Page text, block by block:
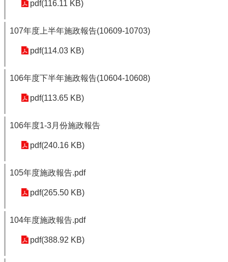
pdf(116.11 KB)
107年度上半年施政報告(10609-10703)
pdf(114.03 KB)
106年度下半年施政報告(10604-10608)
pdf(113.65 KB)
106年度1-3月份施政報告
pdf(240.16 KB)
105年度施政報告.pdf
pdf(265.50 KB)
104年度施政報告.pdf
pdf(388.92 KB)